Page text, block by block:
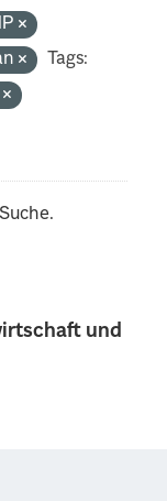
und
Tags: